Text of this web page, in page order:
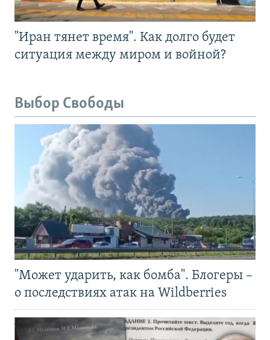
"Иран тянет время". Как долго будет
ситуация между миром и войной?
Выбор Свободы
"Может ударить, как бомба". Блогеры –
о последствиях атак на Wildberries